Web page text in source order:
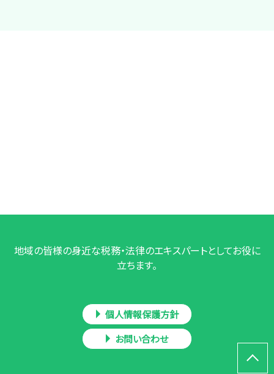
地域の皆様の身近な税務・法律のエキスパートとしてお役に
立ちます。
個人情報保護方針
お問い合わせ